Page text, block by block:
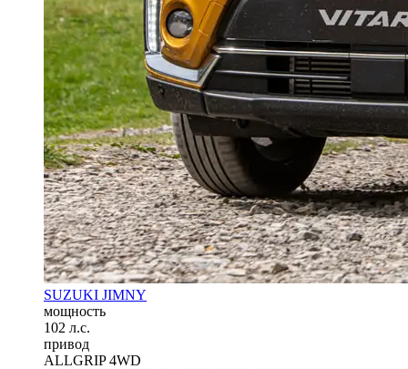
SUZUKI JIMNY
мощность
102 л.с.
привод
ALLGRIP 4WD